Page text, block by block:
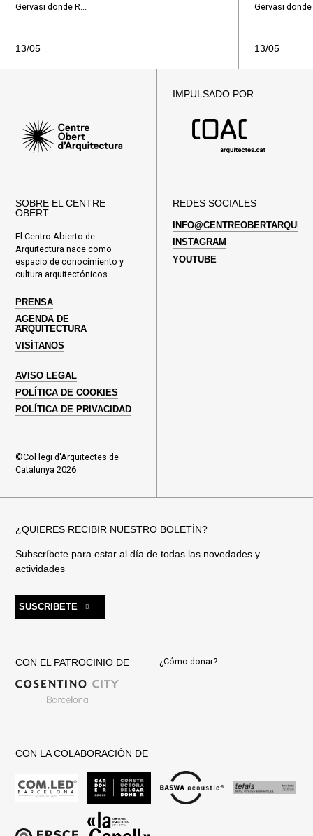
Gervasi donde R...
13/05
Gervasi donde
13/05
IMPULSADO POR
SOBRE EL CENTRE
OBERT
El Centro Abierto de
Arquitectura nace como
espacio de conocimiento y
cultura arquitectónicos.
PRENSA
AGENDA DE
ARQUITECTURA
VISÍTANOS
AVISO LEGAL
POLÍTICA DE COOKIES
POLÍTICA DE PRIVACIDAD
©Col·legi d'Arquitectes de
Catalunya 2026
REDES SOCIALES
INSTAGRAM
YOUTUBE
¿QUIERES RECIBIR NUESTRO BOLETÍN?
Subscríbete para estar al día de todas las novedades y
actividades
SUSCRIBETE
CON EL PATROCINIO DE ¿Cómo donar?
CON LA COLABORACIÓN DE